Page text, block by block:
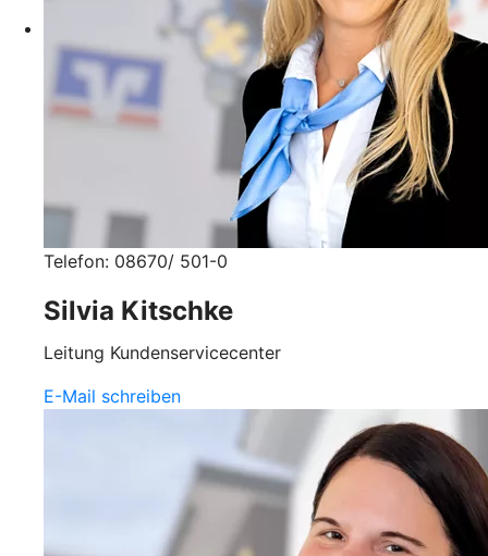
Telefon: 08670/ 501-0
Silvia Kitschke
Leitung Kundenservicecenter
E-Mail schreiben